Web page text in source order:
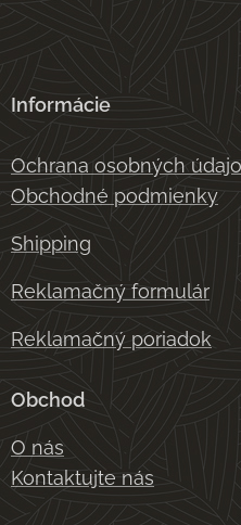
Informácie
Ochrana osobných
Obchodné podmienky
Shipping
Reklamačný formulár
Reklamačný poriadok
Obchod
O nás
Kontaktujte nás